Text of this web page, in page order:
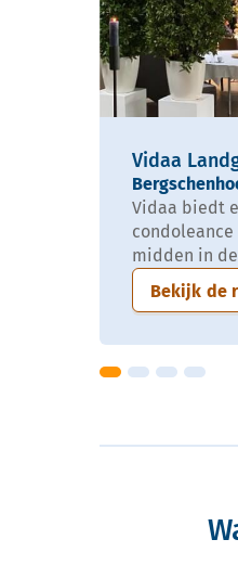
Vidaa
Vidaa biedt
midden in
Bekijk de